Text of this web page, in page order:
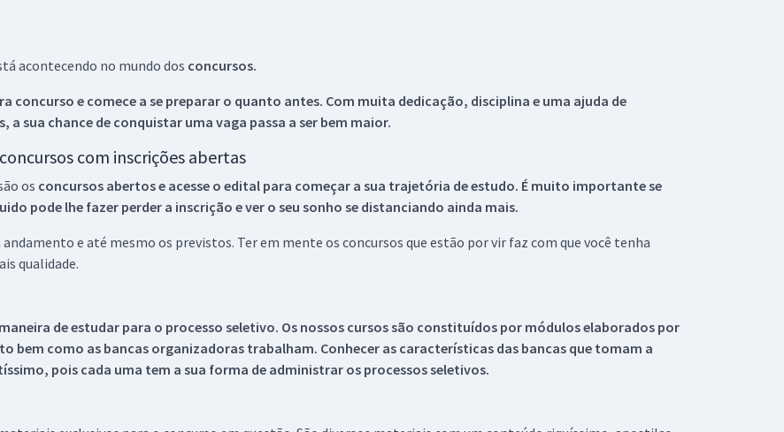
acontecendo no mundo dos concursos.
concurso e comece a se preparar o quanto antes. Com muita dedicação, disciplina e uma ajuda de
a sua chance de conquistar uma vaga passa a ser bem maior.
com inscrições abertas
os concursos abertos e acesse o edital para começar a sua trajetória de estudo. É muito importante se
pode lhe fazer perder a inscrição e ver o seu sonho se distanciando ainda mais.
e até mesmo os previstos. Ter em mente os concursos que estão por vir faz com que você tenha
qualidade.
de estudar para o processo seletivo. Os nossos cursos são constituídos por módulos elaborados por
bem como as bancas organizadoras trabalham. Conhecer as características das bancas que tomam a
pois cada uma tem a sua forma de administrar os processos seletivos.